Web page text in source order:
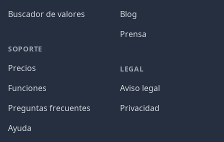
Buscador de valores
SOPORTE
Precios
Funciones
Preguntas frecuentes
Ayuda
Blog
Prensa
LEGAL
Aviso legal
Privacidad